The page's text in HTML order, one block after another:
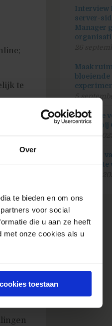
Over
te bieden en om ons
voor social
die u aan ze heeft
met onze cookies als u
toestaan
te
Interview
server-
Manager
Maak
bloeiende
5
Vacature
analist bij
Hoeveel
zijn